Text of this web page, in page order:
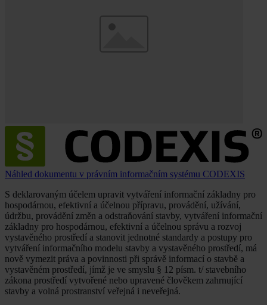
Náhled dokumentu v právním informačním systému CODEXIS
S deklarovaným účelem upravit vytváření informační základny pro
hospodárnou, efektivní a účelnou přípravu, provádění, užívání,
údržbu, provádění změn a odstraňování stavby, vytváření informační
základny pro hospodárnou, efektivní a účelnou správu a rozvoj
vystavěného prostředí a stanovit jednotné standardy a postupy pro
vytváření informačního modelu stavby a vystavěného prostředí, má
nově vymezit práva a povinnosti při správě informací o stavbě a
vystavěném prostředí, jímž je ve smyslu § 12 písm. t/ stavebního
zákona prostředí vytvořené nebo upravené člověkem zahrnující
stavby a volná prostranství veřejná i neveřejná.